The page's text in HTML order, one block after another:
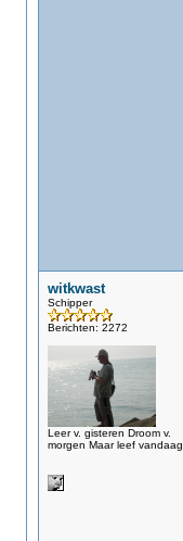
witkwast
Schipper
Berichten: 2272
Leer v. gisteren Droom v.
morgen Maar leef vandaag